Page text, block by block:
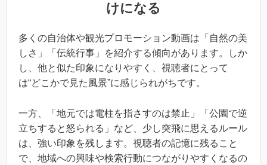
けになる
多くの自治体や観光プロモーション動画は「自然の美
しさ」「伝統行事」を紹介する傾向があります。しか
し、他と似た印象になりやすく、視聴者にとって
は“どこかで見た風景”に感じられがちです。
一方、「地元では電柱を指さすのは禁止」「公園で逆
立ちすると怒られる」など、少し突飛に思えるルール
は、強い印象を残します。視聴者の記憶に残ること
で、地域への興味や検索行動につながりやすくなるの